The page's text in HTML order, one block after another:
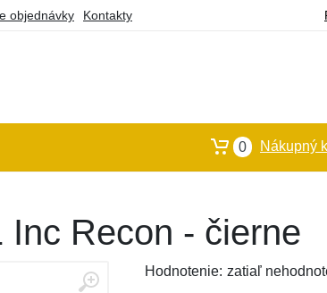
objednávky Kontakty
0 Nákupný
Recon - čierne
Hodnotenie: zatiaľ